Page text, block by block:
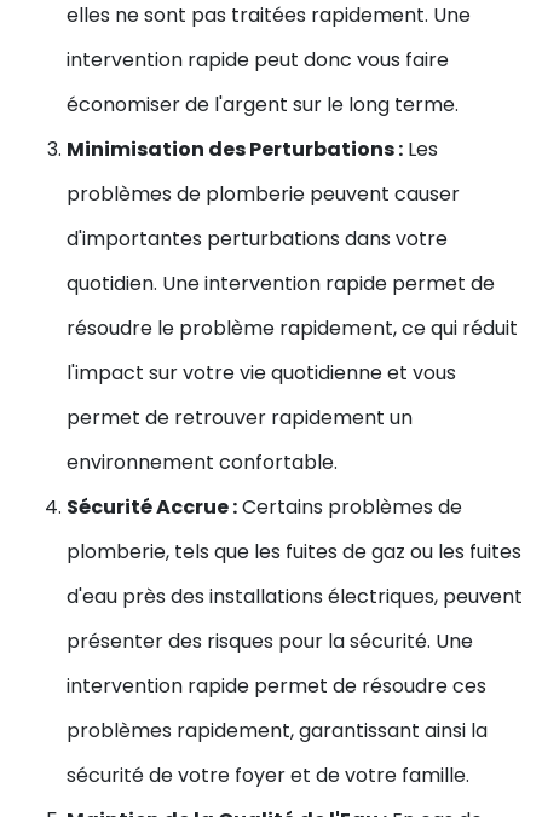
elles ne sont pas traitées rapidement. Une
intervention rapide peut donc vous faire
économiser de l'argent sur le long terme.
Minimisation des Perturbations : Les
problèmes de plomberie peuvent causer
d'importantes perturbations dans votre
quotidien. Une intervention rapide permet de
résoudre le problème rapidement, ce qui réduit
l'impact sur votre vie quotidienne et vous
permet de retrouver rapidement un
environnement confortable.
Sécurité Accrue :Certains problèmes de
plomberie, tels que les fuites de gaz ou les fuites
d'eau près des installations électriques, peuvent
présenter des risques pour la sécurité. Une
intervention rapide permet de résoudre ces
problèmes rapidement, garantissant ainsi la
sécurité de votre foyer et de votre famille.